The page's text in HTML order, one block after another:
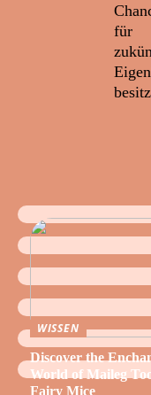
für
WISSEN
Discover the
World of Maileg
Fairy Mice